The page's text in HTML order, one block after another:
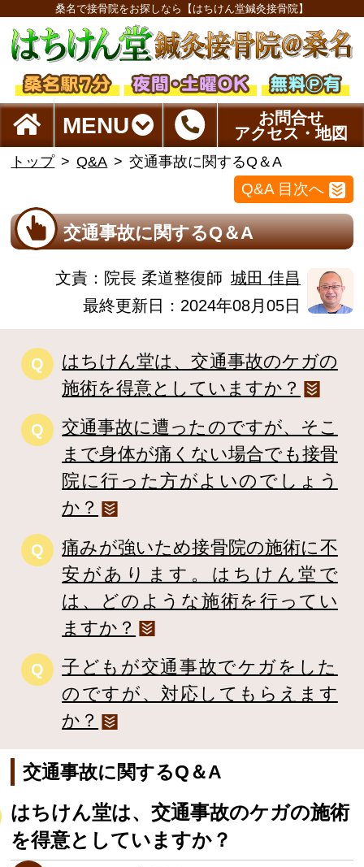
桑名で接骨院をお探しなら【はちけん堂鍼灸接骨院】
MENU
お問合せ
アクセス・地図
トップ Q&A 交通事故に関するQ＆A
Q&A 目次へ
交通事故に関するQ＆A
文責： 院長 柔道整復師 城田 佳昌
最終更新日：2024年08月05日
Q
はちけん堂は、交通事故のケガの
施術を得意としていますか？
Q
交通事故に遭ったのですが、そこ
まで身体が痛くない場合でも接骨
院に行った方がよいのでしょう
か？
Q
痛みが強いため接骨院の施術に不
安があります。はちけん堂で
は、どのような施術を行ってい
ますか？
Q
子どもが交通事故でケガをした
のですが、対応してもらえます
か？
交通事故に関するQ＆A
はちけん堂は、交通事故のケガの施術
を得意としていますか？